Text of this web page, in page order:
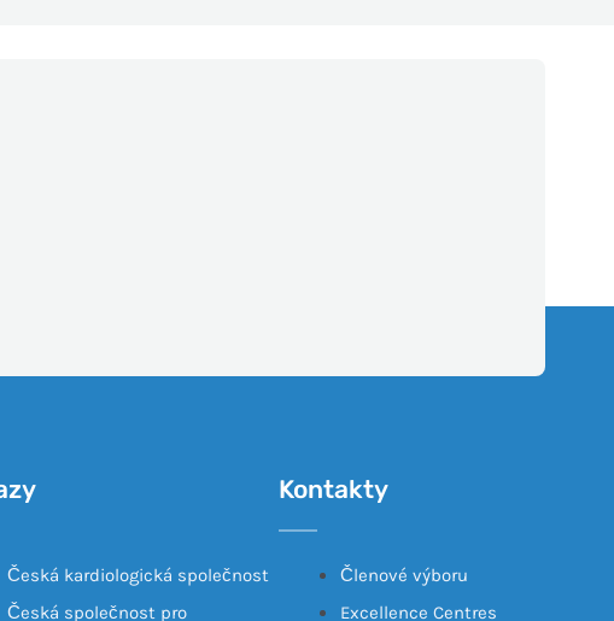
Česká kardiologická společnost
Česká společnost pro
Kontakty
Členové výboru
Excellence Centres